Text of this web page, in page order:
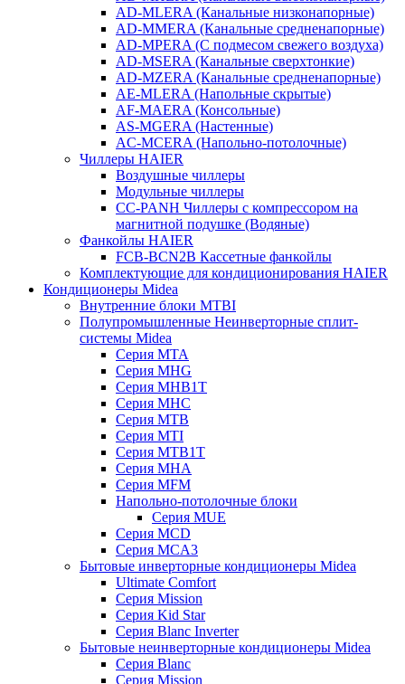
AD-MLERA (Канальные низконапорные)
AD-MMERA (Канальные средненапорные)
AD-MPERA (С подмесом свежего воздуха)
AD-MSERA (Канальные сверхтонкие)
AD-MZERA (Канальные средненапорные)
AE-MLERA (Напольные скрытые)
AF-MAERA (Консольные)
AS-MGERA (Настенные)
AС-MСERA (Напольно-потолочные)
Чиллеры HAIER
Воздушные чиллеры
Модульные чиллеры
CC-PANH Чиллеры с компрессором на
магнитной подушке (Водяные)
Фанкойлы HAIER
FCB-BCN2B Кассетные фанкойлы
Комплектующие для кондиционирования HAIER
Кондиционеры Midea
Внутренние блоки MTBI
Полупромышленные Неинверторные сплит-
системы Midea
Серия MTA
Серия MHG
Серия MHB1T
Серия MHC
Серия MTB
Серия MTI
Серия MTB1T
Серия MHA
Серия MFM
Напольно-потолочные блоки
Серия MUE
Серия MCD
Серия MCA3
Бытовые инверторные кондиционеры Midea
Ultimate Comfort
Серия Mission
Серия Kid Star
Серия Blanc Inverter
Бытовые неинверторные кондиционеры Midea
Серия Blanc
Серия Mission